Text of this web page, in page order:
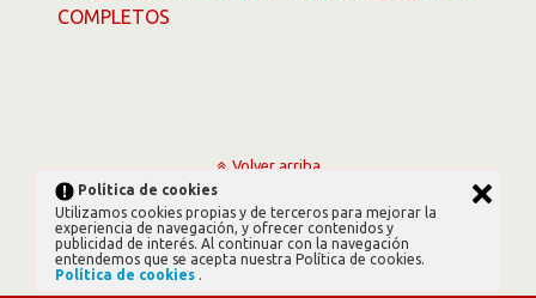
Política de cookies
Utilizamos cookies propias y de terceros para mejorar la
experiencia de navegación, y ofrecer contenidos y
publicidad de interés. Al continuar con la navegación
entendemos que se acepta nuestra Política de cookies.
Política de cookies .
COMPLETOS
Volver arriba
Móvil Escritorio